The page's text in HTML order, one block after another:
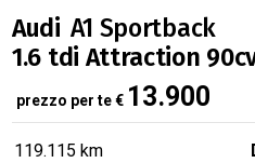
Audi A1 Sportback
1.6 tdi Attraction
prezzo per te€ 13.900
119.115 km